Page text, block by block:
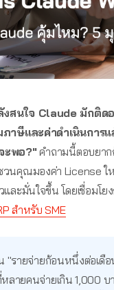
งสนใจ Claude มักติด
มภาษีและค่าดำเนินก
ะพอ?"คำถามนี้ตอบยาก
นคุณมองค่า License ให
และมั่นใจขึ้น โดยเชื่อมโ
สำหรับ SME
"รายจ่ายก้อนหนึ่งต่อเ
ลายคนจ่ายเกิน 1,000 บ